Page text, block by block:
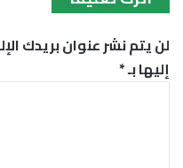
لن يتم نشر عنوان بريدك
إليها بـ*